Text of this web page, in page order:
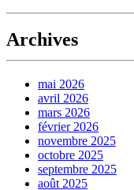
Archives
mai 2026
avril 2026
mars 2026
février 2026
novembre 2025
octobre 2025
septembre 2025
août 2025